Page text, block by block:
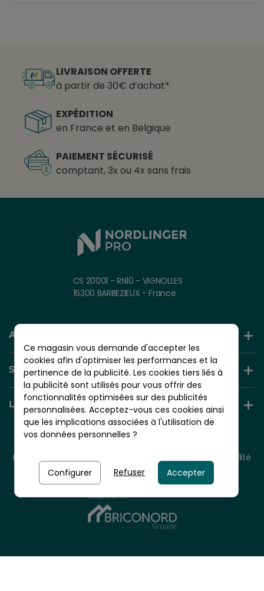
LIVRAISON OFFERTE
à partir de 30€ d’achat*
EXPÉDITION
en France et en Belgique
PAIEMENT SÉCURISÉ
comptant, 3x ou 4x sans frais
CS 20001 - RN10 - VIGNOLLES
16300 BARBEZIEUX - France
AIDE ET INFORMATION
SERVICES +
LIENS UTILES
Mentions légales
Politique de confidentialité
Politique de cookies
Groupe Briconord
Ce magasin vous demande d'accepter les
cookies afin d'optimiser les performances et la
pertinence de la publicité. Les cookies tiers liés à
la publicité sont utilisés pour vous offrir des
fonctionnalités optimisées sur des publicités
personnalisées. Acceptez-vous ces cookies ainsi
que les implications associées à l'utilisation de
vos données personnelles ?
Configurer Refuser Accepter